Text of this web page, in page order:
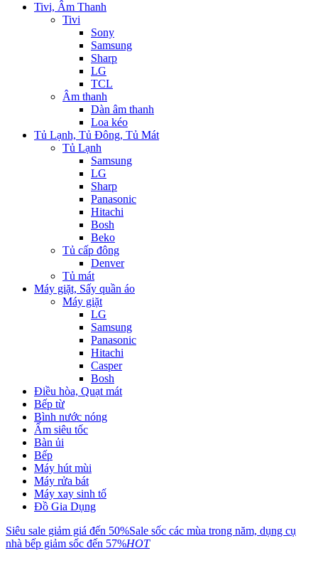
Tivi, Âm Thanh
Tivi
Sony
Samsung
Sharp
LG
TCL
Âm thanh
Dàn âm thanh
Loa kéo
Tủ Lạnh, Tủ Đông, Tủ Mát
Tủ Lạnh
Samsung
LG
Sharp
Panasonic
Hitachi
Bosh
Beko
Tủ cấp đông
Denver
Tủ mát
Máy giặt, Sấy quần áo
Máy giặt
LG
Samsung
Panasonic
Hitachi
Casper
Bosh
Điều hòa, Quạt mát
Bếp từ
Bình nước nóng
Ấm siêu tốc
Bàn ủi
Bếp
Máy hút mùi
Máy rửa bát
Máy xay sinh tố
Đồ Gia Dụng
Siêu sale giảm giá đến 50%Sale sốc các mùa trong năm, dụng cụ
nhà bếp giảm sốc đến 57%HOT